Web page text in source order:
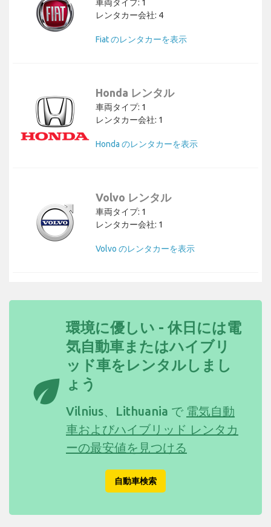
車両タイプ: 1
レンタカー会社: 4
Fiat のレンタカーを表示
Honda レンタル
車両タイプ: 1
レンタカー会社: 1
Honda のレンタカーを表示
Volvo レンタル
車両タイプ: 1
レンタカー会社: 1
Volvo のレンタカーを表示
eco
環境に優しい - 休日には電
気自動車またはハイブリ
ッド車をレンタルしまし
ょう
Vilnius、Lithuania で 電気自動
車およびハイブリッド レンタカ
ーの最安値を見つける
自動車検索